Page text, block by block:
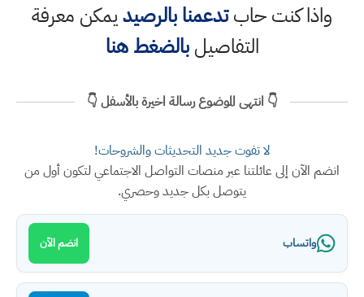
واذا كنت حابتدعمنا بالرصيديمكن معرفة
التفاصيلبالضغط هنا
👇 انتهى الموضوع رسالة اخيرة بالأسفل 👇
لا تفوت جديد التحديثات والشروحات!
انضم الآن إلى عائلتنا عبر منصات التواصل الاجتماعي لتكون أول من
يتوصل بكل جديد وحصري.
واتساب انضم الآن